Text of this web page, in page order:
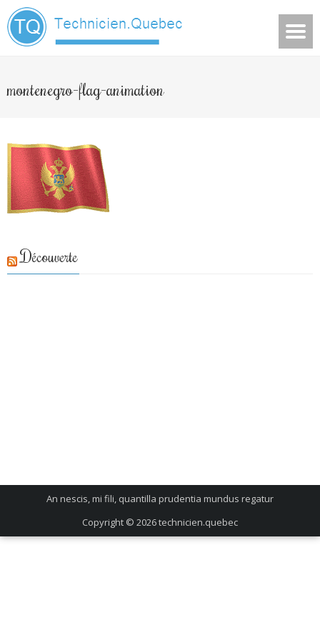
montenegro-flag-animation
Découverte
An nescis, mi fili, quantilla prudentia mundus regatur
Copyright © 2026technicien.quebec